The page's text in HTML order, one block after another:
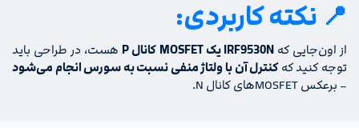
📍 نکته کاربردی:
از اون‌جایی کهIRF9530N یک MOSFET کانال P
هست، در طراحی باید
توجه کنید کهکنترل آن با ولتاژ منفی نسبت به سورس انجام می‌شود
– برعکس MOSFET‌های کانال N.